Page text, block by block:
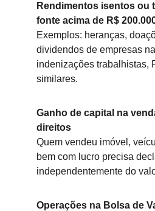
Rendimentos isentos ou
fonte acima de R$
Exemplos: heranças,
dividendos de empresas
indenizações trabalhistas,
similares.
Ganho de capital na
direitos
Quem vendeu imóvel,
bem com lucro precisa
independentemente do
Operações na Bolsa de